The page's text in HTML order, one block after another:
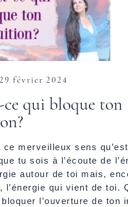
février 2024
ce qui bloque ton
ce merveilleux sens
tu sois à l’écoute de
autour de toi mais,
l’énergie qui vient de toi.
l’ouverture de ton